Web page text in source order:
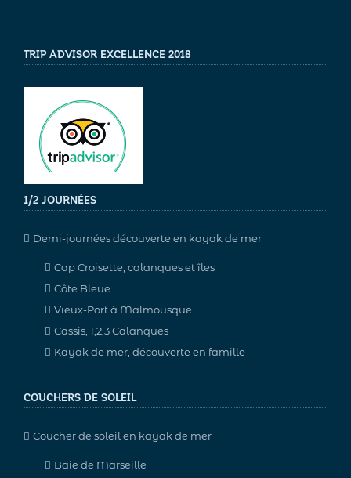
TRIP ADVISOR EXCELLENCE 2018
1/2 JOURNÉES
Demi-journées découverte en kayak de mer
Cap Croisette, calanques et îles
Côte Bleue
Vieux-Port à Malmousque
Cassis, 1,2,3 Calanques
Kayak de mer, découverte en famille
COUCHERS DE SOLEIL
Coucher de soleil en kayak de mer
Baie de Marseille